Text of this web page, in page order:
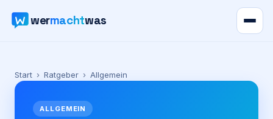
wermachtwas
Karte
Start › Ratgeber › Allgemein
ALLGEMEIN